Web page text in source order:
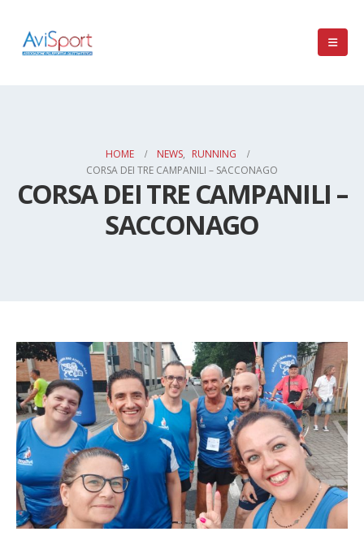
HOME NEWS, RUNNING
CORSA DEI TRE CAMPANILI – SACCONAGO
CORSA DEI TRE CAMPANILI –
SACCONAGO